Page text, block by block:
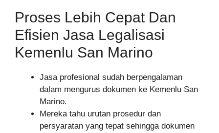
Proses Lebih Cepat Dan
Efisien Jasa Legalisasi
Kemenlu San Marino
Jasa profesional sudah berpengalaman
dalam mengurus dokumen ke Kemenlu San
Marino.
Mereka tahu urutan prosedur dan
persyaratan yang tepat sehingga dokumen